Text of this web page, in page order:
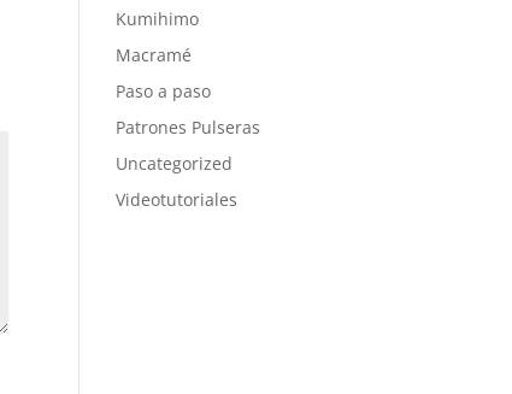
Kumihimo
Macramé
Paso a paso
Patrones Pulseras
Uncategorized
Videotutoriales